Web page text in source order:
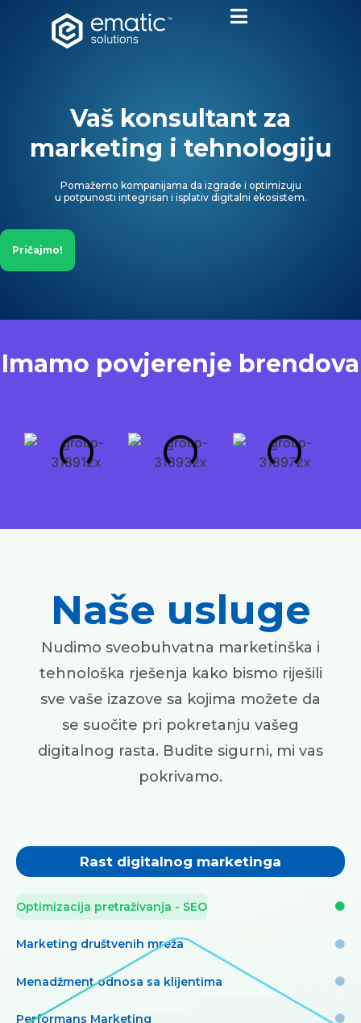
Vaš konsultant za
marketing i tehnologiju
Pomažemo kompanijama da izgrade i optimizuju
u potpunosti integrisan i isplativ digitalni ekosistem.
Pričajmo!
Imamo povjerenje brendova
Naše usluge
Nudimo sveobuhvatna marketinška i
tehnološka rješenja kako bismo riješili
sve vaše izazove sa kojima možete da
se suočite pri pokretanju vašeg
digitalnog rasta. Budite sigurni, mi vas
pokrivamo.
Rast digitalnog marketinga
Optimizacija pretraživanja - SEO
Marketing društvenih mreža
Menadžment odnosa sa klijentima
Performans Marketing